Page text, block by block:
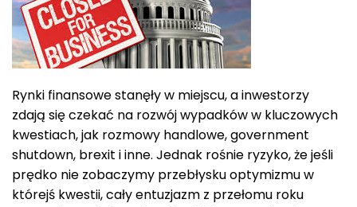
Rynki finansowe stanęły w miejscu, a inwestorzy
zdają się czekać na rozwój wypadków w kluczowych
kwestiach, jak rozmowy handlowe, government
shutdown, brexit i inne. Jednak rośnie ryzyko, że jeśli
prędko nie zobaczymy przebłysku optymizmu w
którejś kwestii, cały entuzjazm z przełomu roku